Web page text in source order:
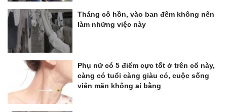
Tháng cô hồn, vào ban đêm không nên
làm những việc này
Phụ nữ có 5 điểm cực tốt ở trên cổ này,
càng có tuổi càng giàu có, cuộc sống
viên mãn không ai bằng